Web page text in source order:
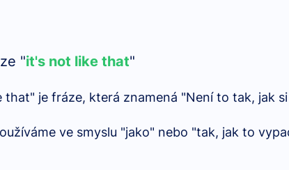
"it's not like that"
that" je fráze, která znamená "Není to tak, jak
ve smyslu "jako" nebo "tak, jak to